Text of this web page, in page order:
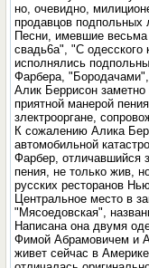
но, очевидно,
продавцов подпольных
Песни, имевшие
свадь6а", "С
исполнялись
Фарбера,
Алик Беррисон
приятной манерой
злектрооргане,
К сожалению Алика
автомобильной
Фарбер, отличавшийся
пения, не только жив,
русских ресторанов
Центральное место в
"Мясоедовская",
Написана она двумя
Фимой Абрамовичем и
живет сейчас в